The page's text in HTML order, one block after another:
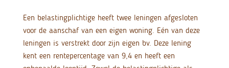
Een belastingplichtige heeft twee leningen afgesloten
voor de aanschaf van een eigen woning. Eén van deze
leningen is verstrekt door zijn eigen bv. Deze lening
kent een rentepercentage van 9,4 en heeft een